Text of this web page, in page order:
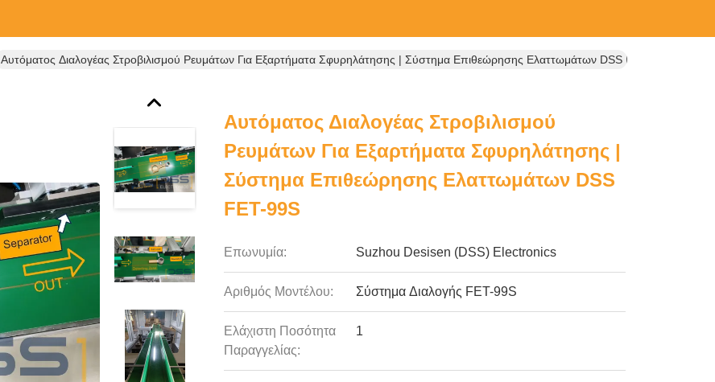
Αυτόματος Διαλογέας Στροβιλισμού Ρευμάτων Για Εξαρτήματα Σφυρηλάτησης | Σύστημα Επιθεώρησης Ελαττωμάτων DSS FET-99S
Αυτόματος Διαλογέας Στροβιλισμού
Ρευμάτων Για Εξαρτήματα Σφυρηλάτησης |
Σύστημα Επιθεώρησης Ελαττωμάτων DSS
FET-99S
Επωνυμία: Suzhou Desisen (DSS) Electronics
Αριθμός Μοντέλου: Σύστημα Διαλογής FET-99S
Ελάχιστη Ποσότητα
Παραγγελίας:
1